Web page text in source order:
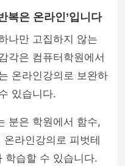
복은 온라인’입니다
나만 고집하지 않는
각은 컴퓨터학원에서
온라인강의로 보완하
있습니다.
분은 학원에서 함수,
라인강의로 피벗테
학습할 수 있습니다.